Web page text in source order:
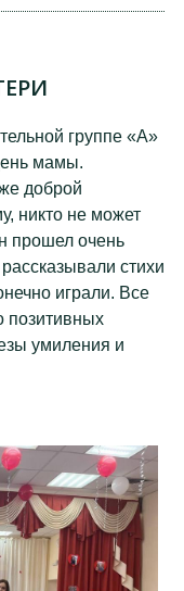
группе «А»
мамы.
доброй
никто не может
прошел очень
стихи
играли. Все
позитивных
умиления и